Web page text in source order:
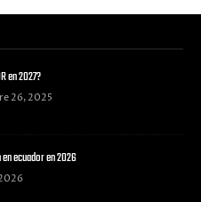
en 2027?
26, 2025
ecuador en 2026